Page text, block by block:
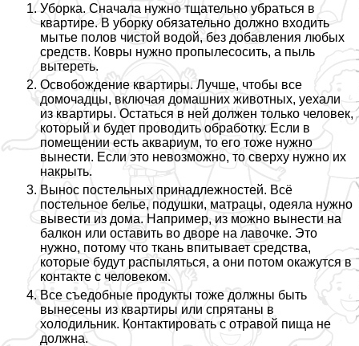
Уборка. Сначала нужно тщательно убраться в
квартире. В уборку обязательно должно входить
мытье полов чистой водой, без добавления любых
средств. Ковры нужно пропылесосить, а пыль
вытереть.
Освобождение квартиры. Лучше, чтобы все
домочадцы, включая домашних животных, уехали
из квартиры. Остаться в ней должен только человек,
который и будет проводить обработку. Если в
помещении есть аквариум, то его тоже нужно
вынести. Если это невозможно, то сверху нужно их
накрыть.
Вынос пocтeльных принадлежностей. Всё
постельное белье, подушки, матрацы, одеяла нужно
вывести из дома. Например, из можно вынести на
балкон или оставить во дворе на лавочке. Это
нужно, потому что ткань впитывает средства,
которые будут распыляться, а они потом окажутся в
контакте с человеком.
Все съедобные продукты тоже должны быть
вынесены из квартиры или спрятаны в
холодильник. Контактировать с отравой пища не
должна.